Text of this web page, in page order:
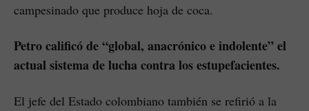
campesinado que produce hoja de coca.
Petro calificó de “global, anacrónico e indolente” el
actual sistema de lucha contra los estupefacientes.
El jefe del Estado colombiano también se refirió a la